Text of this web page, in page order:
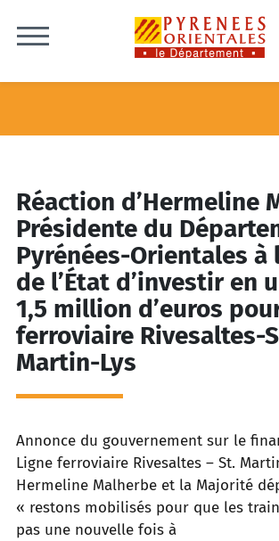
Réaction d’Hermeline
Présidente du
Pyrénées-Orientales à
de l’État d’investir en
1,5 million d’euros
ferroviaire Rivesaltes-
Martin-Lys
Annonce du gouvernement sur le
Ligne ferroviaire Rivesaltes – St.
Hermeline Malherbe et la Majorité
« restons mobilisés pour que les
pas une nouvelle fois à